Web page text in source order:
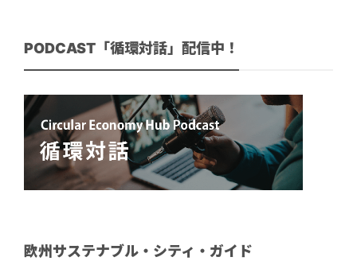
PODCAST「循環対話」配信中！
欧州サステナブル・シティ・ガイド